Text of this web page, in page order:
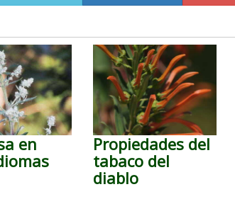
en
Propiedades del
tabaco del
diablo